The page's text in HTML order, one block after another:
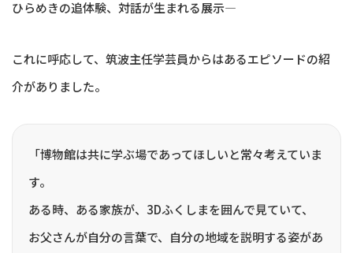
ひらめきの追体験、対話が生まれる展示—
これに呼応して、筑波主任学芸員からはあるエピソードの紹
介がありました。
「博物館は共に学ぶ場であってほしいと常々考えていま
す。
ある時、ある家族が、3Dふくしまを囲んで見ていて、
お父さんが自分の言葉で、自分の地域を説明する姿があ